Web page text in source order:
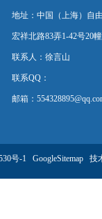
地址：中国（上海）自
宏祥北路83弄1-42号20
联系人：徐言山
联系QQ：
邮箱：
号-1 GoogleSitemap 技